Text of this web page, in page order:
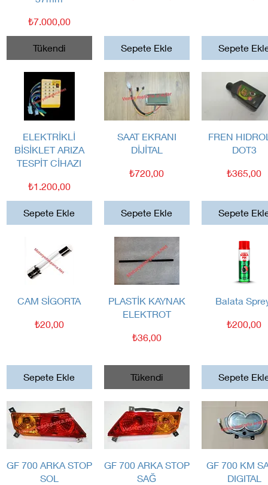
Fiyat
₺7.000,00
Tükendi Sepete Ekle Sepete
Hızlı Bakış
ELEKTRİKLİ
BİSİKLET ARIZA
TESPİT CİHAZI
Fiyat
₺1.200,00
Sepete Ekle
Hızlı Bakış
SAAT EKRANI
DİJİTAL
Fiyat
₺720,00
Sepete Ekle
Hızlı Bakış
FREN
DOT3
Fiyat
₺365,00
Sepete
Hızlı Bakış
CAM SİGORTA
Fiyat
₺20,00
Sepete Ekle
Hızlı Bakış
PLASTİK KAYNAK
ELEKTROT
Fiyat
₺36,00
Tükendi
Hızlı Bakış
Balata
Fiyat
₺200,00
Sepete
Hızlı Bakış
GF 700 ARKA STOP
SOL
Hızlı Bakış
GF 700 ARKA STOP
SAĞ
Hızlı Bakış
GF 700 KM
DIGITAL